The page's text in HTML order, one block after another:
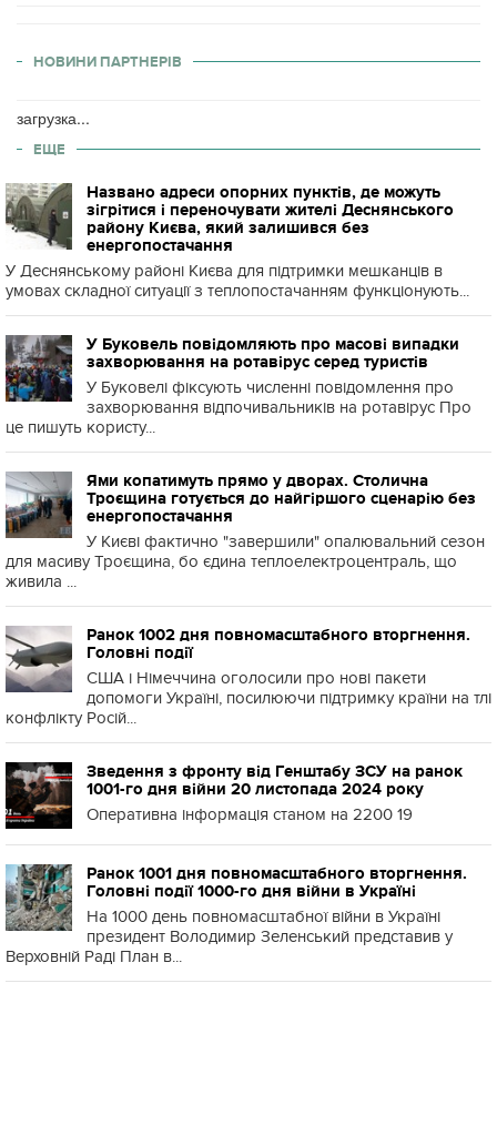
НОВИНИ ПАРТНЕРІВ
загрузка...
ЕЩЕ
Названо адреси опорних пунктів, де можуть
зігрітися і переночувати жителі Деснянського
району Києва, який залишився без
енергопостачання
У Деснянському районі Києва для підтримки мешканців в
умовах складної ситуації з теплопостачанням функціонують...
У Буковель повідомляють про масові випадки
захворювання на ротавірус серед туристів
У Буковелі фіксують численні повідомлення про
захворювання відпочивальників на ротавірус Про
це пишуть користу...
Ями копатимуть прямо у дворах. Столична
Троєщина готується до найгіршого сценарію без
енергопостачання
У Києві фактично "завершили" опалювальний сезон
для масиву Троєщина, бо єдина теплоелектроцентраль, що
живила ...
Ранок 1002 дня повномасштабного вторгнення.
Головні події
США і Німеччина оголосили про нові пакети
допомоги Україні, посилюючи підтримку країни на тлі
конфлікту Росій...
Зведення з фронту від Генштабу ЗСУ на ранок
1001-го дня війни 20 листопада 2024 року
Оперативна інформація станом на 2200 19
Ранок 1001 дня повномасштабного вторгнення.
Головні події 1000-го дня війни в Україні
На 1000 день повномасштабної війни в Україні
президент Володимир Зеленський представив у
Верховній Раді План в...